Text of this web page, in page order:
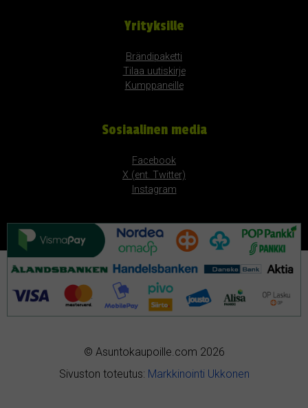
Yrityksille
Brändipaketti
Tilaa uutiskirje
Kumppaneille
Sosiaalinen media
Facebook
X (ent. Twitter)
Instagram
© Asuntokaupoille.com 2026
Sivuston toteutus: Markkinointi Ukkonen